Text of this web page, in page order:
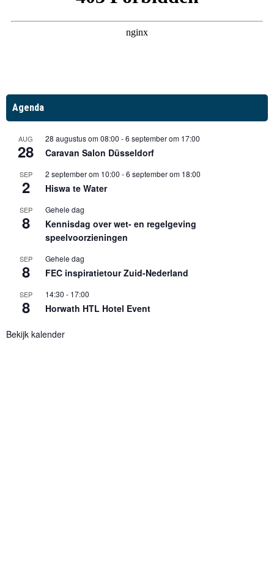
Agenda
AUG
28
28 augustus om 08:00 -6 september om 17:00
Caravan Salon Düsseldorf
SEP
2
2 september om 10:00 -6 september om 18:00
Hiswa te Water
SEP
8
Gehele dag
Kennisdag over wet- en regelgeving
speelvoorzieningen
SEP
8
Gehele dag
FEC inspiratietour Zuid-Nederland
SEP
8
14:30 - 17:00
Horwath HTL Hotel Event
Bekijk kalender